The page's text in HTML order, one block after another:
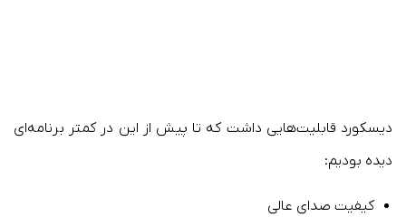
دیسکورد قابلیت‌هایی داشت که تا پیش از این در کمتر برنامه‌ای
دیده بودیم:
کیفیت صدای عالی